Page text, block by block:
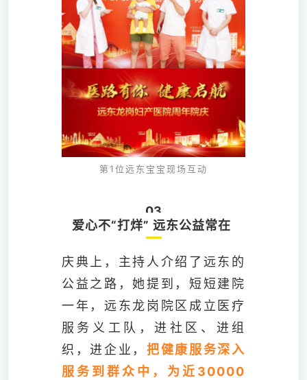
第1位远东宝宝现场互动
03
爱心不“打烊” 远东公益常在
庆典上，主持人介绍了远东的
公益之路，她提到，短短建院
一年，远东龙岗院区成立医疗
服务义工队，进社区、进组
织，进企业， 把健康服务深入
服务到群众中，为近30000